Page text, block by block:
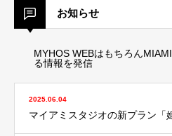
お知らせ
MYHOS WEBはもちろん
る情報を発信
2025.06.04
マイアミスタジオの新プラン「